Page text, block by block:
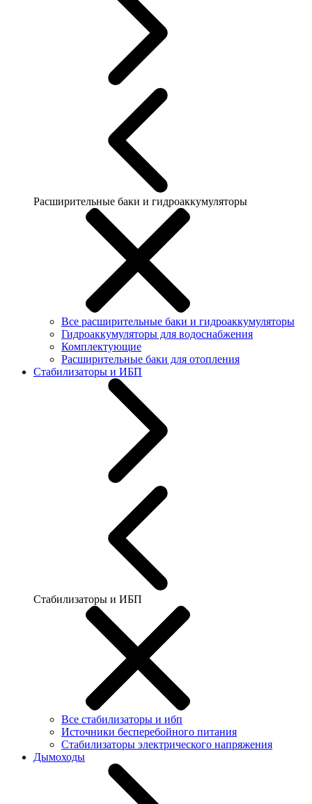
Расширительные баки и гидроаккумуляторы
Все расширительные баки и гидроаккумуляторы
Гидроаккумуляторы для водоснабжения
Комплектующие
Расширительные баки для отопления
Стабилизаторы и ИБП
Стабилизаторы и ИБП
Все стабилизаторы и ибп
Источники бесперебойного питания
Стабилизаторы электрического напряжения
Дымоходы